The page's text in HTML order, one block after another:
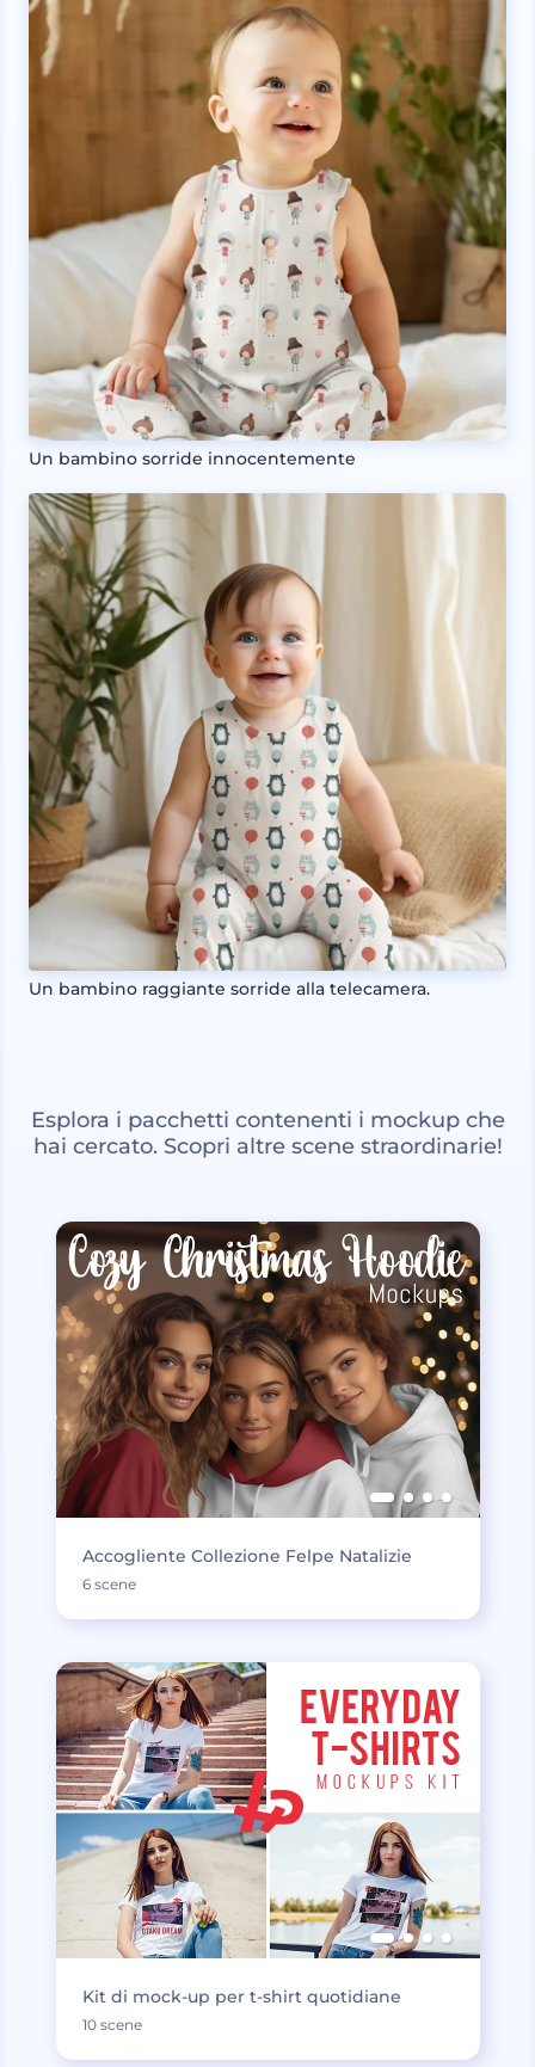
Un bambino sorride innocentemente
Un bambino raggiante sorride alla telecamera.
Esplora i pacchetti contenenti i mockup che
hai cercato. Scopri altre scene straordinarie!
Accogliente Collezione Felpe Natalizie
6 scene
Kit di mock-up per t-shirt quotidiane
10 scene